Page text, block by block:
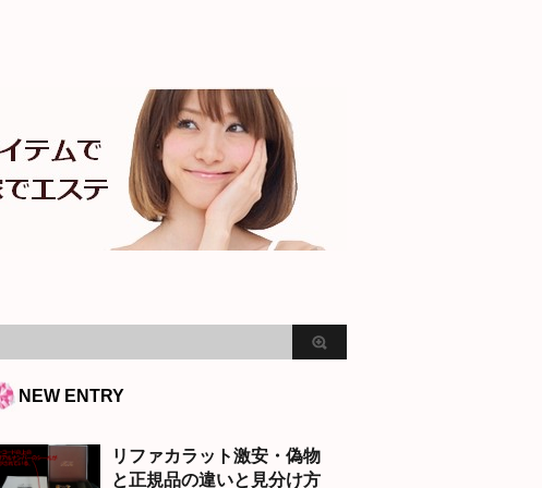
NEW ENTRY
リファカラット激安・偽物
と正規品の違いと見分け方